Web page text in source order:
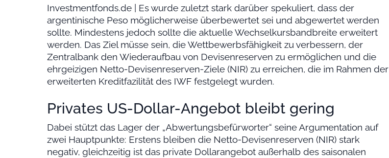
Investmentfonds.de | Es wurde zuletzt stark darüber spekuliert, dass der
argentinische Peso möglicherweise überbewertet sei und abgewertet werden
sollte. Mindestens jedoch sollte die aktuelle Wechselkursbandbreite erweitert
werden. Das Ziel müsse sein, die Wettbewerbsfähigkeit zu verbessern, der
Zentralbank den Wiederaufbau von Devisenreserven zu ermöglichen und die
ehrgeizigen Netto-Devisenreserven-Ziele (NIR) zu erreichen, die im Rahmen der
erweiterten Kreditfazilität des IWF festgelegt wurden.
Privates US-Dollar-Angebot bleibt gering
Dabei stützt das Lager der „Abwertungsbefürworter“ seine Argumentation auf
zwei Hauptpunkte: Erstens bleiben die Netto-Devisenreserven (NIR) stark
negativ, gleichzeitig ist das private Dollarangebot außerhalb des saisonalen